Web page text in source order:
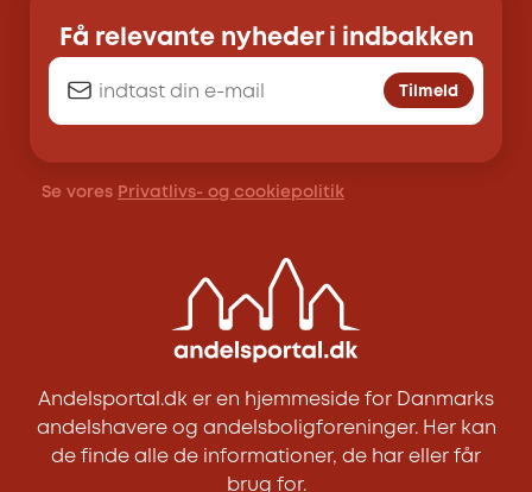
Få relevante nyheder i indbakken
Tilmeld
Se vores Privatlivs- og cookiepolitik
Andelsportal.dk er en hjemmeside for Danmarks
andelshavere og andelsboligforeninger. Her kan
de finde alle de informationer, de har eller får
brug for.